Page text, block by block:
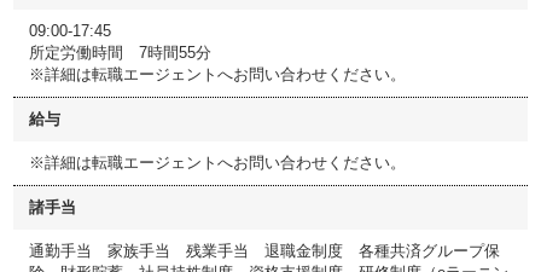
09:00-17:45
所定労働時間 7時間55分
※詳細は転職エージェントへお問い合わせください。
給与
※詳細は転職エージェントへお問い合わせください。
諸手当
通勤手当 家族手当 残業手当 退職金制度 各種共済グループ保